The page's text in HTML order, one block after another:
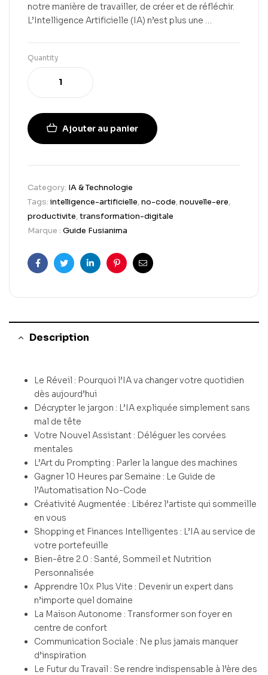
notre manière de travailler, de créer et de réfléchir.
L’Intelligence Artificielle (IA) n’est plus une …
Quantity
Ajouter au panier
Category: IA & Technologie
Tags: intelligence-artificielle,no-code,nouvelle-ere,
productivite,transformation-digitale
Marque : Guide Fusianima
FacebookTwitterLinkedinPinterestEmail
Description
Le Réveil : Pourquoi l’IA va changer votre quotidien
dès aujourd’hui
Décrypter le jargon : L’IA expliquée simplement sans
mal de tête
Votre Nouvel Assistant : Déléguer les corvées
mentales
L’Art du Prompting : Parler la langue des machines
Gagner 10 Heures par Semaine : Le Guide de
l’Automatisation No-Code
Créativité Augmentée : Libérez l’artiste qui sommeille
en vous
Shopping et Finances Intelligentes : L’IA au service de
votre portefeuille
Bien-être 2.0 : Santé, Sommeil et Nutrition
Personnalisée
Apprendre 10x Plus Vite : Devenir un expert dans
n’importe quel domaine
La Maison Autonome : Transformer son foyer en
centre de confort
Communication Sociale : Ne plus jamais manquer
d’inspiration
Le Futur du Travail : Se rendre indispensable à l’ère des